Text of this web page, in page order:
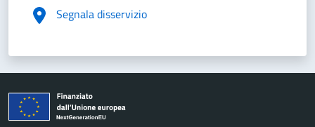
Segnala disservizio